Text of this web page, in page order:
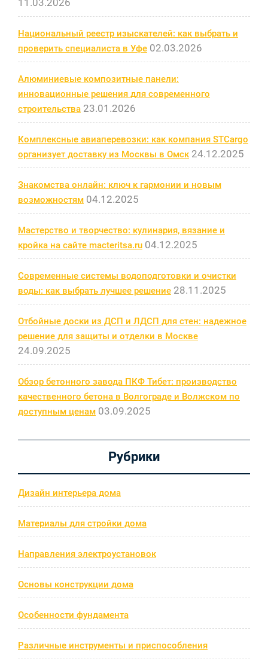
11.03.2026
Национальный реестр изыскателей: как выбрать и
проверить специалиста в Уфе 02.03.2026
Алюминиевые композитные панели:
инновационные решения для современного
строительства 23.01.2026
Комплексные авиаперевозки: как компания STCargo
организует доставку из Москвы в Омск 24.12.2025
Знакомства онлайн: ключ к гармонии и новым
возможностям 04.12.2025
Мастерство и творчество: кулинария, вязание и
кройка на сайте macteritsa.ru 04.12.2025
Современные системы водоподготовки и очистки
воды: как выбрать лучшее решение 28.11.2025
Отбойные доски из ДСП и ЛДСП для стен: надежное
решение для защиты и отделки в Москве
24.09.2025
Обзор бетонного завода ПКФ Тибет: производство
качественного бетона в Волгограде и Волжском по
доступным ценам 03.09.2025
Рубрики
Дизайн интерьера дома
Материалы для стройки дома
Направления электроустановок
Основы конструкции дома
Особенности фундамента
Различные инструменты и приспособления